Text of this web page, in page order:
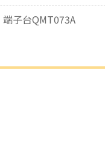
端子台QMT073A